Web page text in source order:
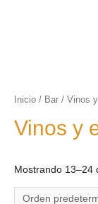
Inicio / Bar / Vinos
Vinos y
Mostrando 13–24